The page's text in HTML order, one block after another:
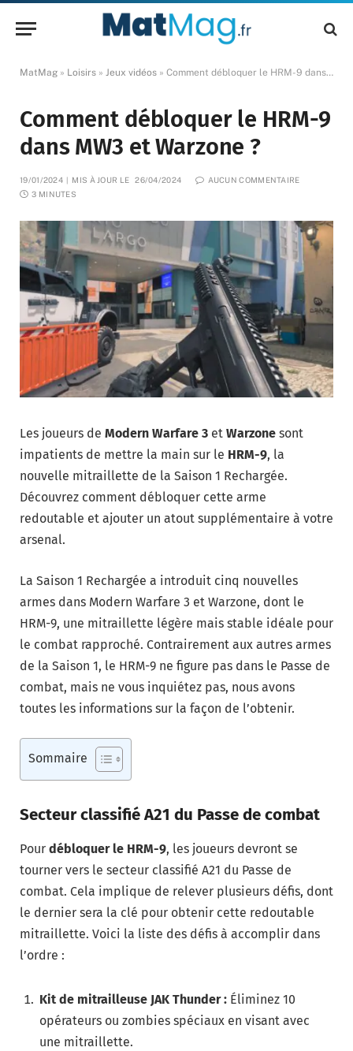
MatMag » Loisirs » Jeux vidéos » Comment débloquer le HRM-9 dans MW3 et Warzone ?
Comment débloquer le HRM-9
dans MW3 et Warzone ?
19/01/2024 MIS À JOUR LE 26/04/2024
AUCUN COMMENTAIRE
3 MINUTES
Les joueurs de Modern Warfare 3 et Warzone sont
impatients de mettre la main sur le HRM-9, la
nouvelle mitraillette de la Saison 1 Rechargée.
Découvrez comment débloquer cette arme
redoutable et ajouter un atout supplémentaire à votre
arsenal.
La Saison 1 Rechargée a introduit cinq nouvelles
armes dans Modern Warfare 3 et Warzone, dont le
HRM-9, une mitraillette légère mais stable idéale pour
le combat rapproché. Contrairement aux autres armes
de la Saison 1, le HRM-9 ne figure pas dans le Passe de
combat, mais ne vous inquiétez pas, nous avons
toutes les informations sur la façon de l’obtenir.
Sommaire
Secteur classifié A21 du Passe de combat
Pour débloquer le HRM-9, les joueurs devront se
tourner vers le secteur classifié A21 du Passe de
combat. Cela implique de relever plusieurs défis, dont
le dernier sera la clé pour obtenir cette redoutable
mitraillette. Voici la liste des défis à accomplir dans
l’ordre :
Kit de mitrailleuse JAK Thunder : Éliminez 10
opérateurs ou zombies spéciaux en visant avec
une mitraillette.